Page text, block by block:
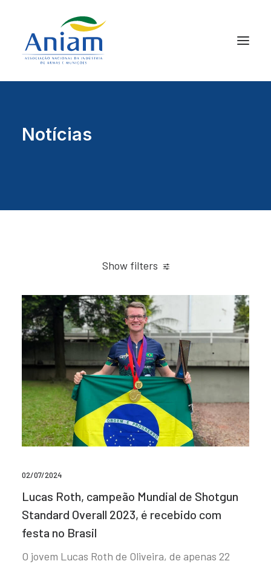
Notícias
Show filters
02/07/2024
Lucas Roth, campeão Mundial de Shotgun
Standard Overall 2023, é recebido com
festa no Brasil
O jovem Lucas Roth de Oliveira, de apenas 22